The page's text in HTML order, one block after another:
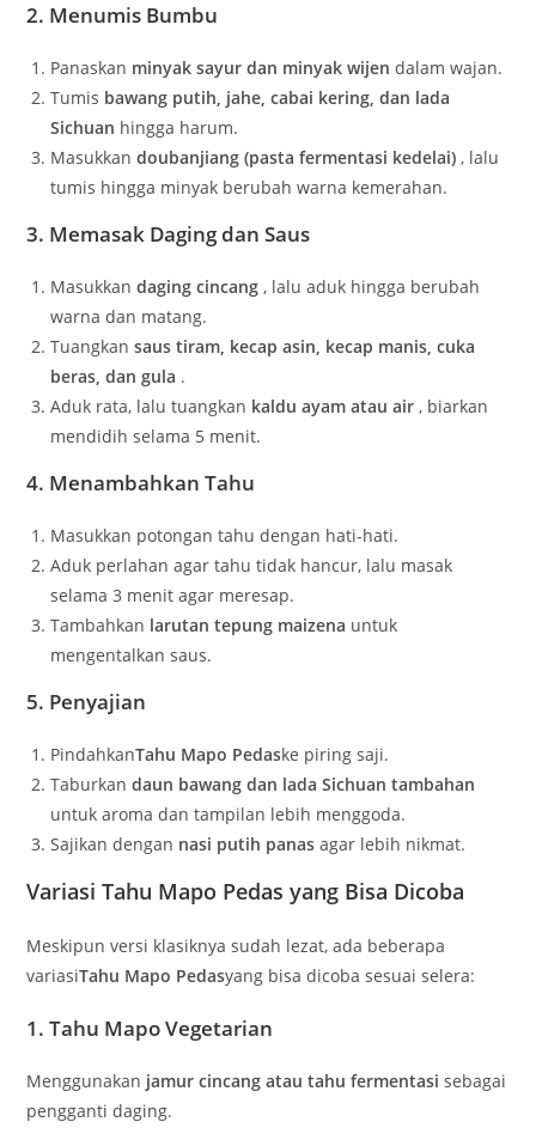
2. Menumis Bumbu
Panaskan minyak sayur dan minyak wijen dalam wajan.
Tumis bawang putih, jahe, cabai kering, dan lada
Sichuan hingga harum.
Masukkandoubanjiang (pasta fermentasi kedelai) , lalu
tumis hingga minyak berubah warna kemerahan.
3. Memasak Daging dan Saus
Masukkandaging cincang , lalu aduk hingga berubah
warna dan matang.
Tuangkansaus tiram, kecap asin, kecap manis, cuka
beras, dan gula .
Aduk rata, lalu tuangkan kaldu ayam atau air , biarkan
mendidih selama 5 menit.
4. Menambahkan Tahu
Masukkan potongan tahu dengan hati-hati.
Aduk perlahan agar tahu tidak hancur, lalu masak
selama 3 menit agar meresap.
Tambahkan larutan tepung maizena untuk
mengentalkan saus.
5. Penyajian
PindahkanTahu Mapo Pedaske piring saji.
Taburkandaun bawang dan lada Sichuan tambahan
untuk aroma dan tampilan lebih menggoda.
Sajikan dengan nasi putih panas agar lebih nikmat.
Variasi Tahu Mapo Pedas yang Bisa Dicoba
Meskipun versi klasiknya sudah lezat, ada beberapa
variasiTahu Mapo Pedasyang bisa dicoba sesuai selera:
1.Tahu Mapo Vegetarian
Menggunakan jamur cincang atau tahu fermentasi sebagai
pengganti daging.